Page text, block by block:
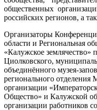
общественных
российских регионов, а
Организаторы
области и Региональная
«Калужское
Циолковского,
объединённого музея-
регионального
организации
Общество» и Калужской
организации